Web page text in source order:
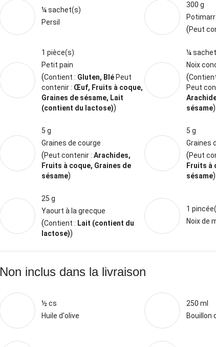
¼ sachet(s)
Persil
300 g
(Peut
1 pièce(s)
Petit pain
(Contient : Gluten, Blé Peut
contenir : Œuf, Fruits à coque,
Graines de sésame, Lait
(contient du lactose))
¼
Noix
(
Peut
sésame)
5 g
Graines de courge
(Peut contenir : Arachides,
Fruits à coque, Graines de
sésame)
5 g
Graines
(Peut
Fruits à
sésame)
25 g
Yaourt à la grecque
(Contient : Lait (contient du
lactose))
1
Noix de
Non inclus dans la livraison
½ cs
Huile d'olive
250 ml
Bouillon